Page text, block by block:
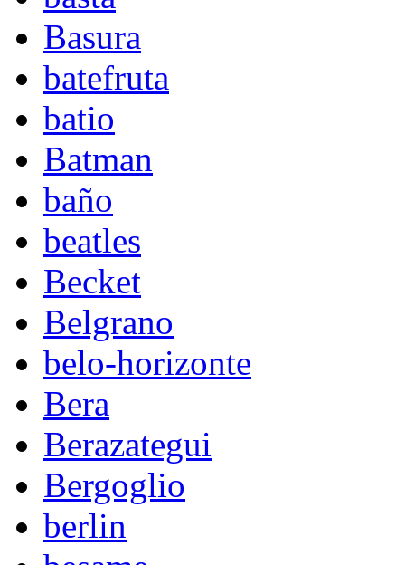
Basura
batefruta
batio
Batman
baño
beatles
Becket
Belgrano
belo-horizonte
Bera
Berazategui
Bergoglio
berlin